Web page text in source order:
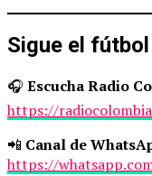
Sigue el fútbol
🎧 Escucha Radio
https://
📲 Canal de
https://